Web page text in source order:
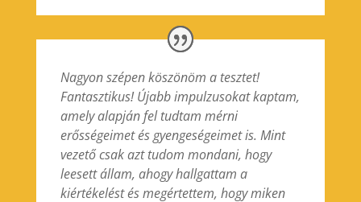
Nagyon szépen köszönöm a tesztet!
Fantasztikus! Újabb impulzusokat kaptam,
amely alapján fel tudtam mérni
erősségeimet és gyengeségeimet is. Mint
vezető csak azt tudom mondani, hogy
leesett állam, ahogy hallgattam a
kiértékelést és megértettem, hogy miken